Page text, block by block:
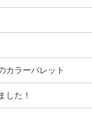
カラーパレット
した！